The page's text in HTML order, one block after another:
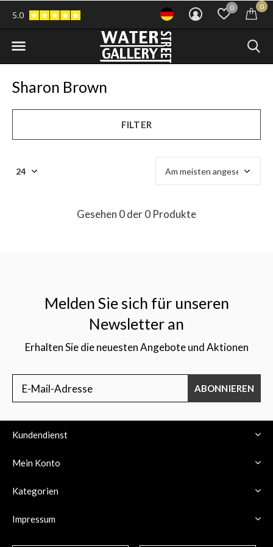
0 0
5.0
Sharon Brown
FILTER
Gesehen 0 der 0 Produkte
Melden Sie sich für unseren
Newsletter an
Erhalten Sie die neuesten Angebote und Aktionen
ABONNIEREN
Kundendienst
Mein Konto
Kategorien
Impressum